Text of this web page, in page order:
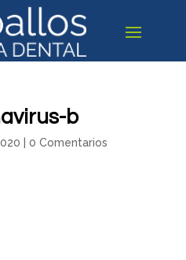
b
0 Comentarios